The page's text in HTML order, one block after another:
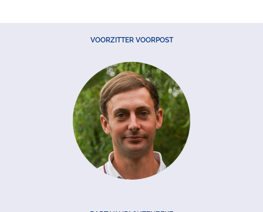
VOORZITTER VOORPOST